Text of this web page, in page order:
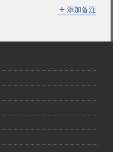
＋ 添加备注